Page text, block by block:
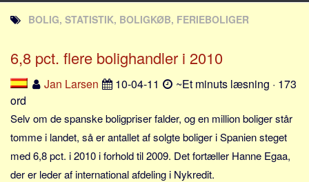
Utvandrarna.se
Tyskland.dk
Rusland.dk
JLKM.dk
Lande
Tyrkiet
Spanien
BOLIG, STATISTIK, BOLIGKØB, FERIEBOLIGER
6,8 pct. flere bolighandler i 2010
Jan Larsen 10-04-11
~Et minuts læsning · 173
ord
Selv om de spanske boligpriser falder, og en million boliger står
tomme i landet, så er antallet af solgte boliger i Spanien steget
med 6,8 pct. i 2010 i forhold til 2009. Det fortæller Hanne Egaa,
der er leder af international afdeling i Nykredit.